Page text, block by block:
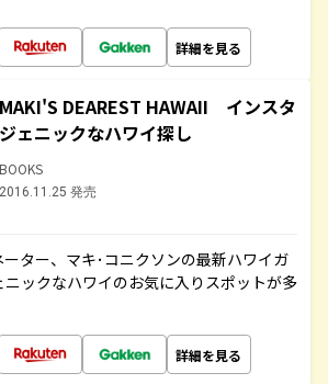
詳細を見る
MAKI'S DEAREST HAWAII インスタ
ジェニックなハワイ探し
BOOKS
2016.11.25 発売
ター、マキ･コニクソンの最新ハワイガ
ックなハワイのお気に入りスポットが多
詳細を見る